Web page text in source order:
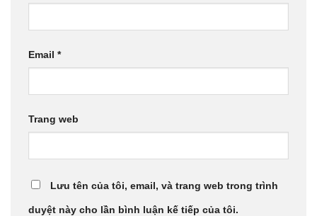
Email *
Trang web
Lưu tên của tôi, email, và trang web trong trình
duyệt này cho lần bình luận kế tiếp của tôi.